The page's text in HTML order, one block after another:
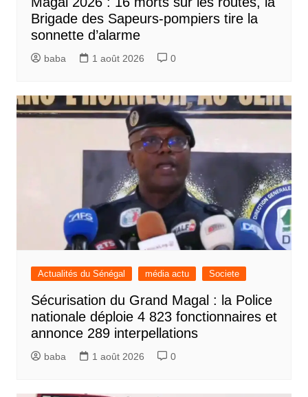
Brigade des Sapeurs-pompiers tire la
sonnette d’alarme
baba 1 août 2026 0
Actualités du Sénégal média actu Societe
Sécurisation du Grand Magal : la Police
nationale déploie 4 823 fonctionnaires et
annonce 289 interpellations
baba 1 août 2026 0